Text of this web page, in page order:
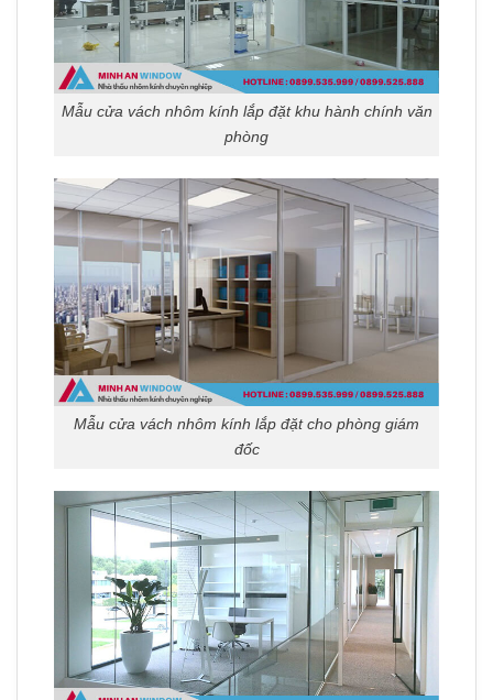
Mẫu cửa vách nhôm kính lắp đặt khu hành chính văn
phòng
Mẫu cửa vách nhôm kính lắp đặt cho phòng giám
đốc